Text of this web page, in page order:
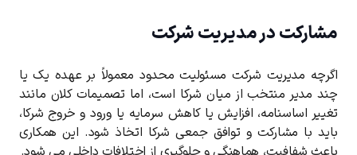
مشارکت در مدیریت شرکت
اگرچه مدیریت شرکت مسئولیت محدود معمولاً بر عهده یک یا
چند مدیر منتخب از میان شرکا است، اما تصمیمات کلان مانند
تغییر اساسنامه، افزایش یا کاهش سرمایه یا ورود و خروج شرکا،
باید با مشارکت و توافق جمعی شرکا اتخاذ شود. این همکاری